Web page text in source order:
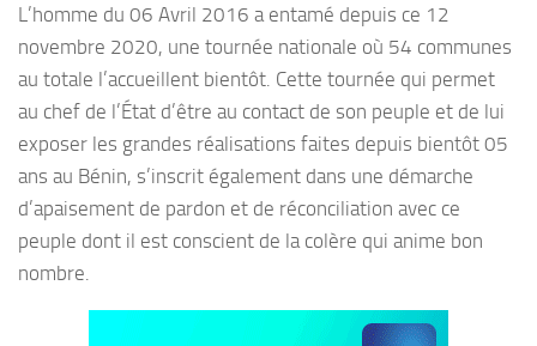
L’homme du 06 Avril 2016 a entamé depuis ce 12
novembre 2020, une tournée nationale où 54 communes
au totale l’accueillent bientôt. Cette tournée qui permet
au chef de l’État d’être au contact de son peuple et de lui
exposer les grandes réalisations faites depuis bientôt 05
ans au Bénin, s’inscrit également dans une démarche
d’apaisement de pardon et de réconciliation avec ce
peuple dont il est conscient de la colère qui anime bon
nombre.